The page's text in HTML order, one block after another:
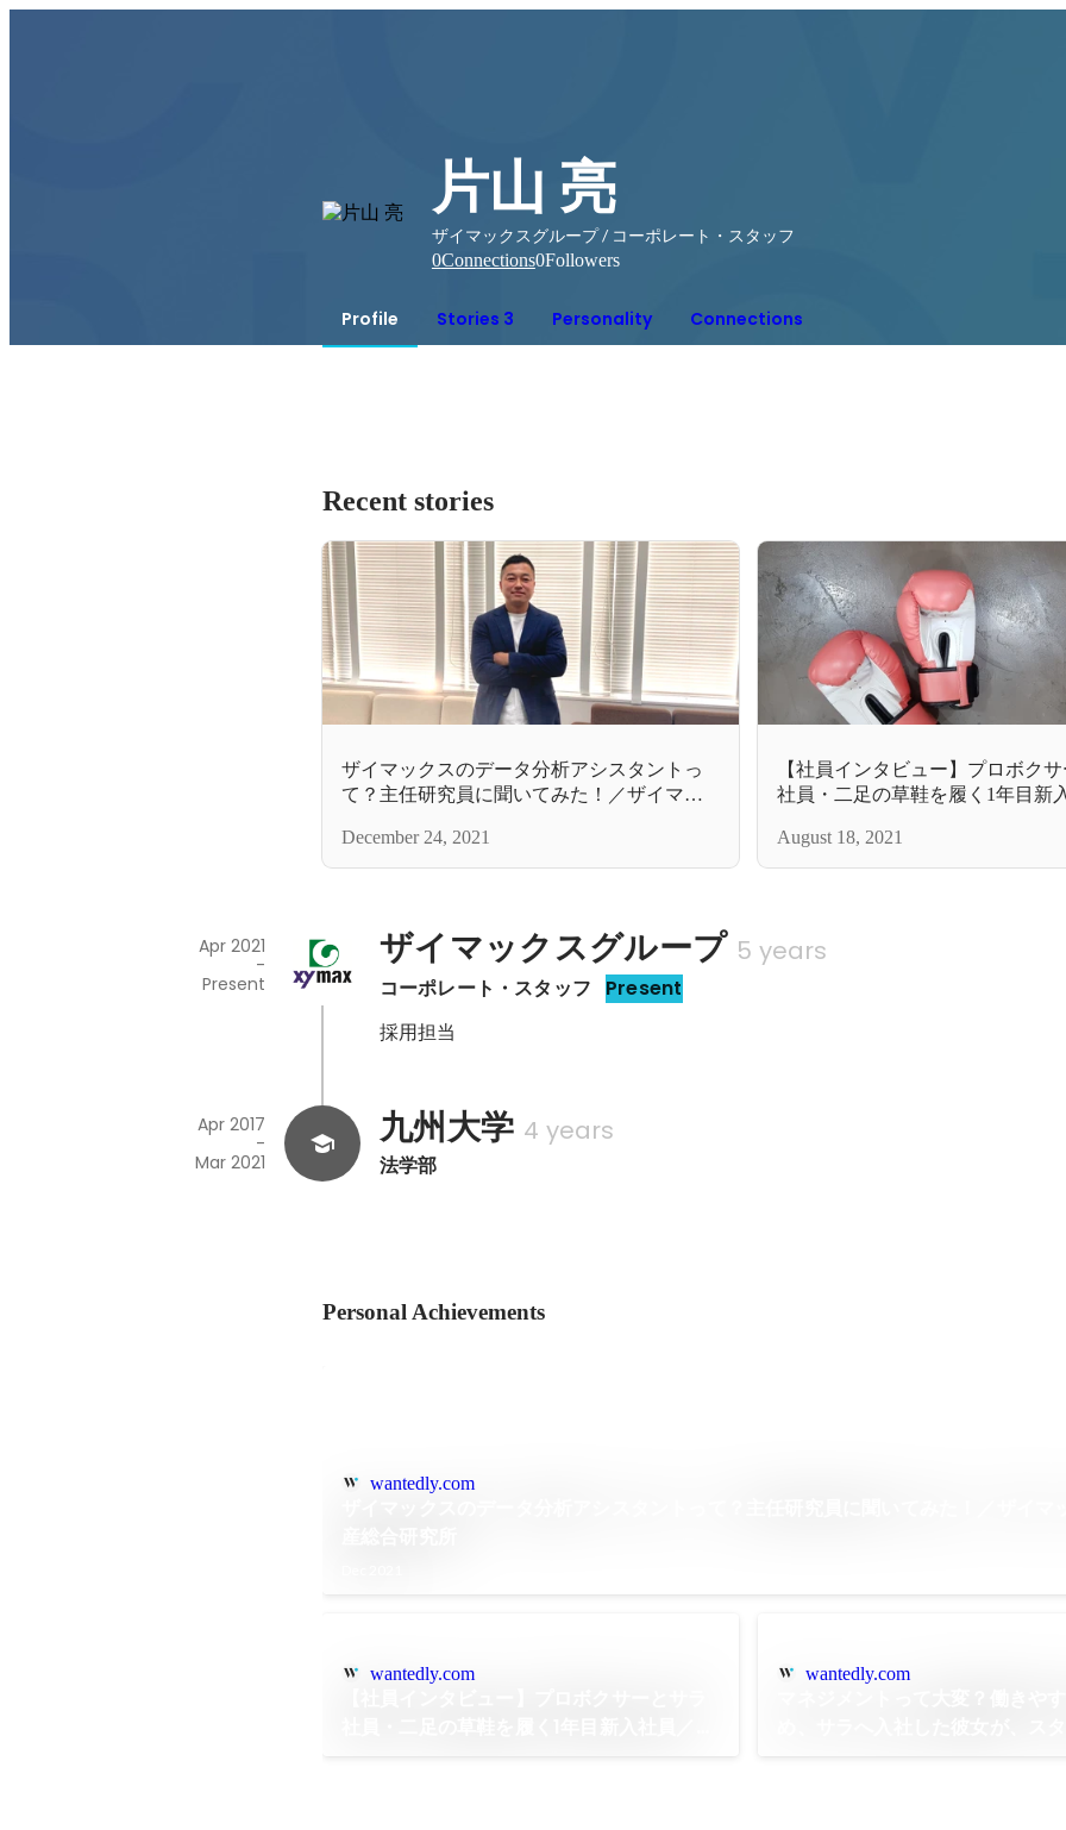
片山 亮
ザイマックスグループ / コーポレート・スタッフ
0Connections0Followers
Profile Stories 3 Personality Connections
Recent stories
ザイマックスのデータ分析アシスタントっ
て？主任研究員に聞いてみた！／ザイマッ
December 24, 2021
【社員インタビュー】プロボク
社員・二足の草鞋を履く1年目新
August 18, 2021
ザイマックスグループ 5 years
コーポレート・スタッフ Present
Apr 2021
-
Present
採用担当
九州大学 4 years
法学部
Apr 2017
-
Mar 2021
Personal Achievements
wantedly.com
wantedly.com wantedly.com